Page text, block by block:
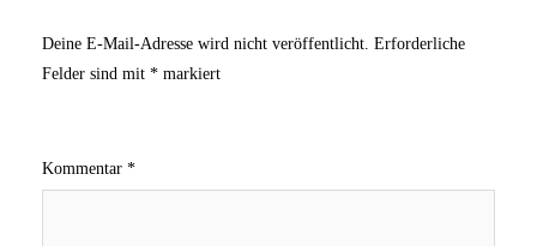
Deine E-Mail-Adresse wird nicht veröffentlicht. Erforderliche
Felder sind mit * markiert
Kommentar *